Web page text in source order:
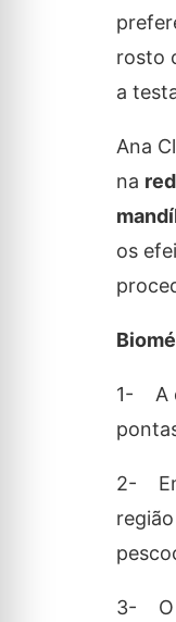
rosto
a
Ana
na
os
1- A
2-
3- O